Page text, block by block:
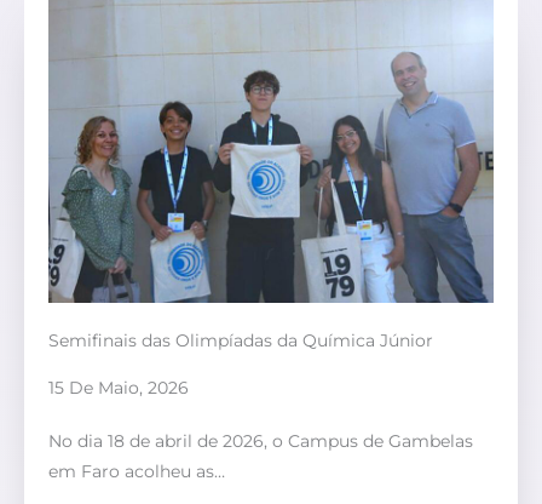
Semifinais das Olimpíadas da Química Júnior
15 De Maio, 2026
No dia 18 de abril de 2026, o Campus de Gambelas
em Faro acolheu as…